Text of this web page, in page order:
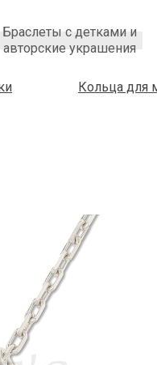
Браслеты с детками и
авторские украшения
Кольца для